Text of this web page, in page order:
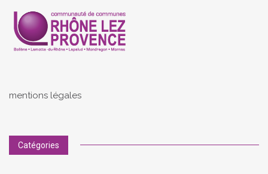
mentions légales
Catégories